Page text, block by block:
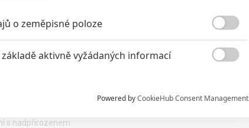
Me: Kontakt se
dál poodhaluje atmosferickou
s nadpřirozenem.
o zeměpisné poloze
aktivně vyžádaných informací
k informacím v zařízení

údajích a měření reklamy
Powered byCookieHub Consent Management